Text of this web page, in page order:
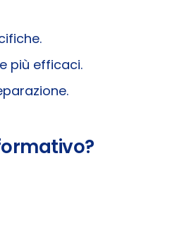
più efficaci.